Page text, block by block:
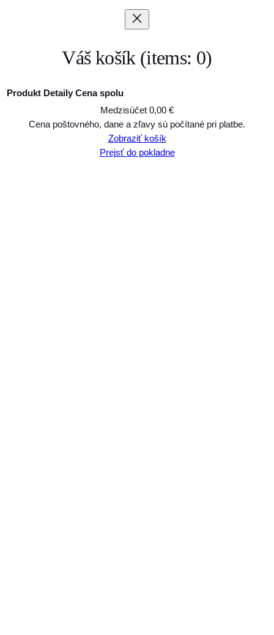
Váš košík (items: 0)
Produkty
Produkt Detaily Cena spolu
Medzisúčet 0,00 €
Cena poštovného, dane a zľavy sú počítané pri platbe.
Zobraziť košík
Prejsť do pokladne